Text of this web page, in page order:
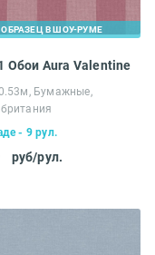
ОБРАЗЕЦ В ШОУ-РУМЕ
Обои Aura Valentine
Бумажные,
- 9 рул.
руб/рул.